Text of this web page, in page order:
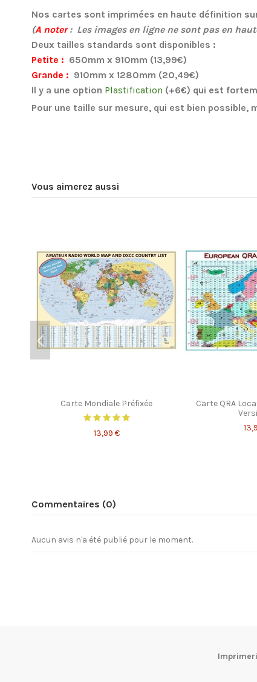
Nos cartes sont imprimées en haute définition
(A noter: Les images en ligne ne sont pas en
Deux tailles standards sont disponibles :
Petite : 650mm x 910mm (13,99€)
Grande : 910mm x 1280mm (20,49€)
Il y a une option Plastification (+6€) qui est
Pour une taille sur mesure, qui est bien possible,
Vous aimerez aussi
Carte Mondiale Préfixée
13,99 €
Carte QRA
Commentaires (0)
Aucun avis n'a été publié pour le moment.